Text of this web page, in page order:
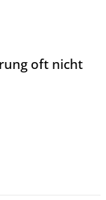
oft nicht
oft nicht im Bilde